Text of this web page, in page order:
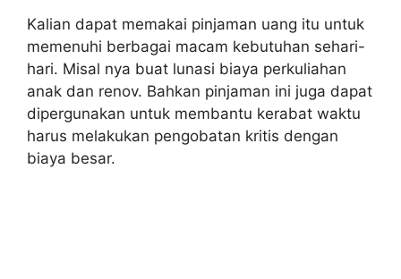
Kalian dapat memakai pinjaman uang itu untuk
memenuhi berbagai macam kebutuhan sehari-
hari. Misal nya buat lunasi biaya perkuliahan
anak dan renov. Bahkan pinjaman ini juga dapat
dipergunakan untuk membantu kerabat waktu
harus melakukan pengobatan kritis dengan
biaya besar.